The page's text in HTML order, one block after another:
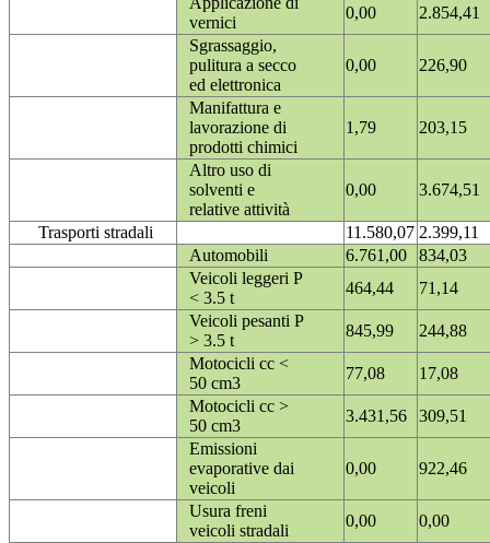
vernici
0,00
2.854,41
Sgrassaggio,
pulitura a secco
ed elettronica
0,00 226,90
Manifattura e
lavorazione di
prodotti chimici
1,79 203,15
Altro uso di
solventi e
relative attività
0,00 3.674,51
Trasporti stradali 11.580,07 2.399,11
Automobili
6.761,00
834,03
Veicoli leggeri P
< 3.5 t
464,44
71,14
Veicoli pesanti P
> 3.5 t
845,99
244,88
Motocicli cc <
50 cm3
77,08
17,08
Motocicli cc >
50 cm3
3.431,56
309,51
Emissioni
evaporative dai
veicoli
0,00 922,46
Usura freni
veicoli stradali
0,00
0,00